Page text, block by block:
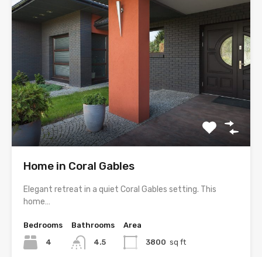
Home in Coral Gables
Elegant retreat in a quiet Coral Gables setting. This
home…
Bedrooms
4
Bathrooms
4.5
Area
3800 sq ft